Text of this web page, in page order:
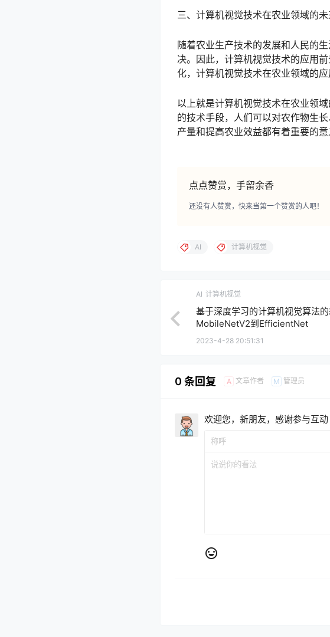
三、计算机视觉技术在农业领域的未
随着农业生产技术的发展和人民的
决。因此，计算机视觉技术的应用
化，计算机视觉技术在农业领域的应
以上就是计算机视觉技术在农业领
的技术手段，人们可以对农作物生
产量和提高农业效益都有着重要的意
点点赞赏，手留余香
还没有人赞赏，快来当第一个赞赏的人吧！
AI 计算机视觉
AI 计算机视觉
基于深度学习的计算机视觉算法
MobileNetV2到EfficientNet
2023-4-28 20:51:31
0 条回复 A 文章作者 M 管理员
欢迎您，新朋友，感谢参与互动